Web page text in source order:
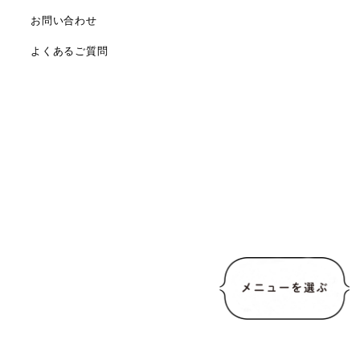
お問い合わせ
よくあるご質問